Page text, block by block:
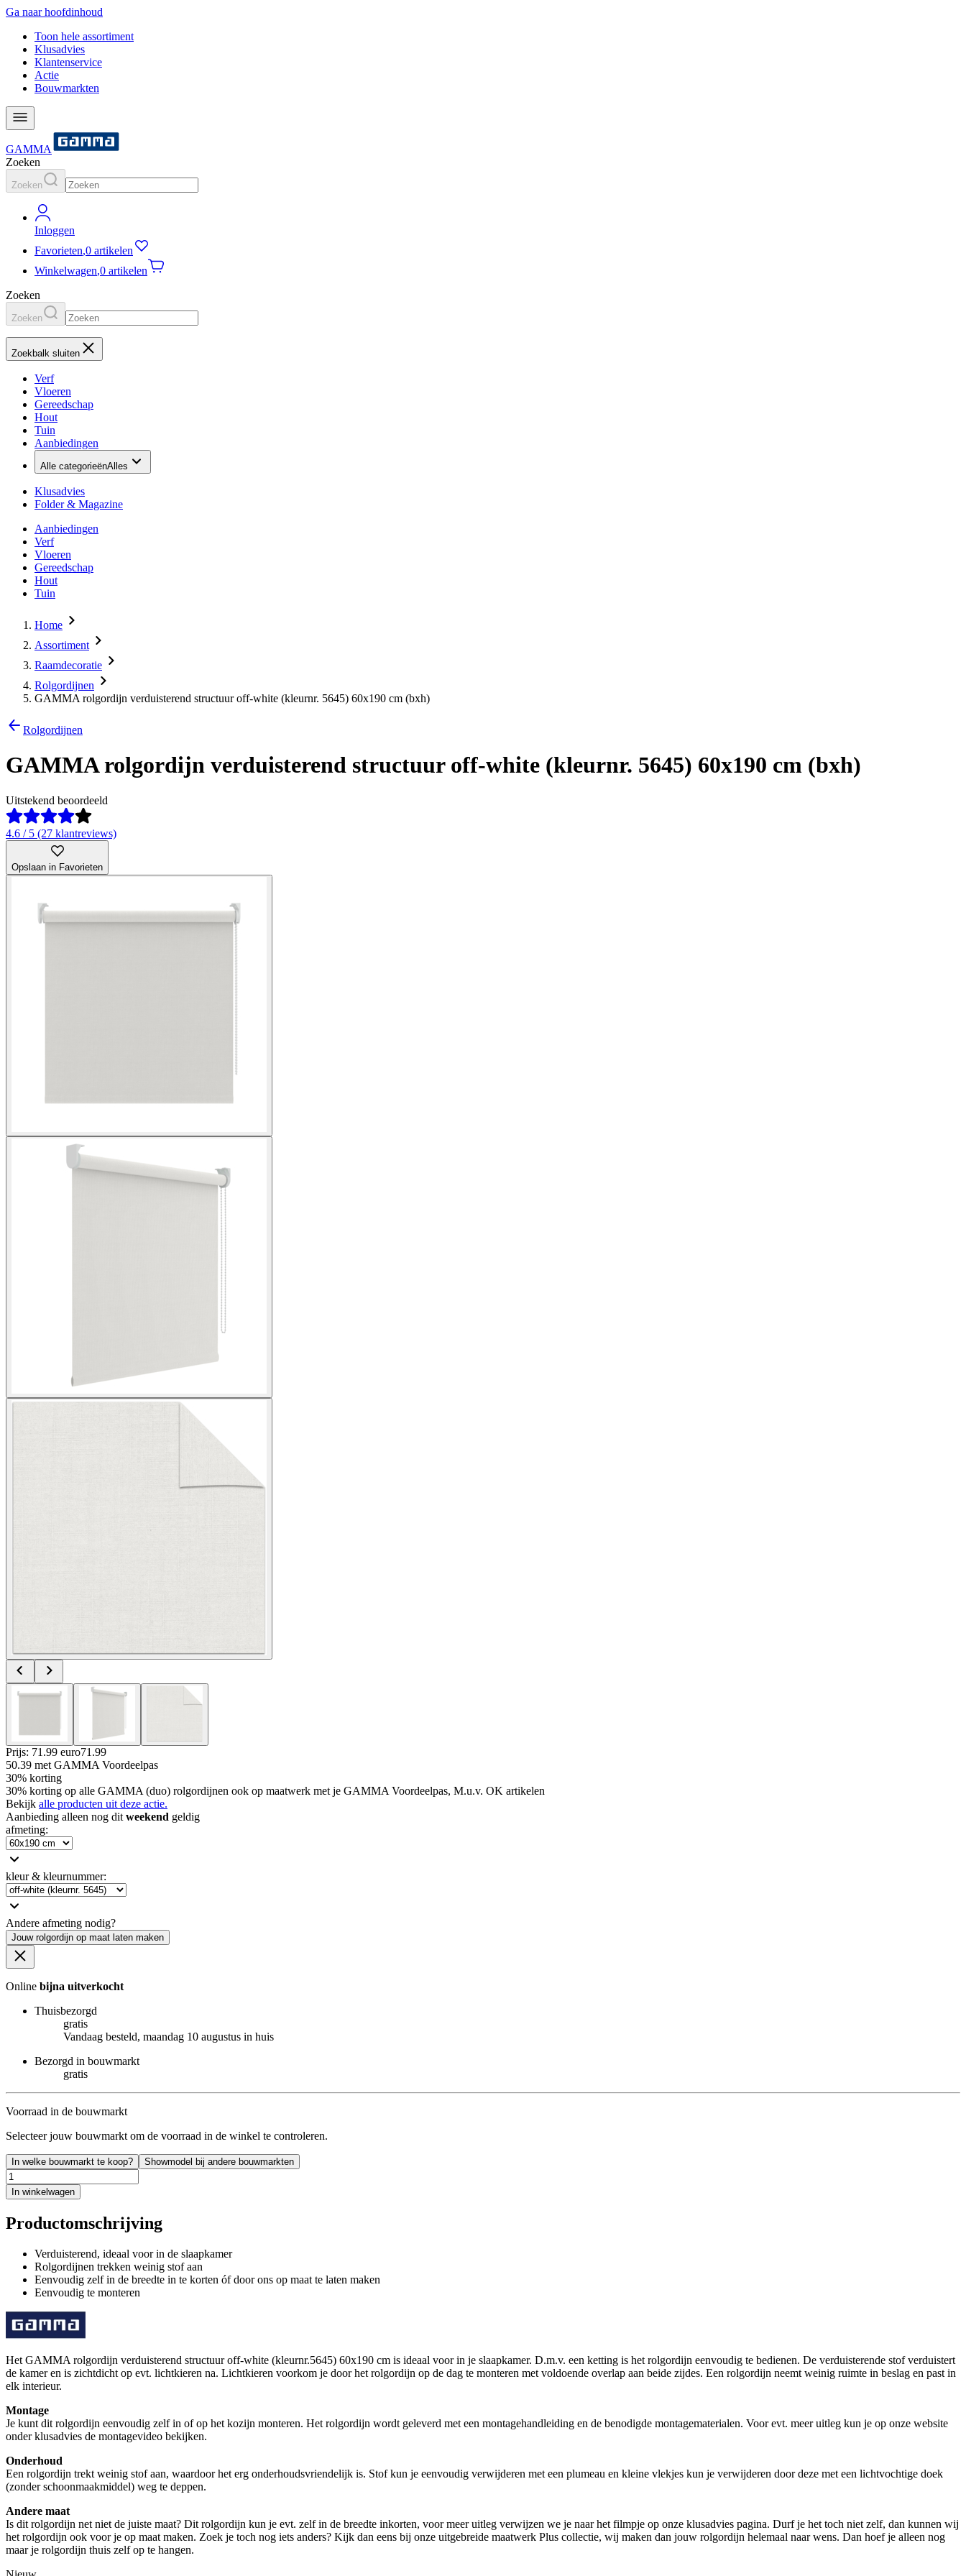
Ga naar hoofdinhoud
Toon hele assortiment
Klusadvies
Klantenservice
Actie
Bouwmarkten
GAMMA
Zoeken
Zoeken
Inloggen
Favorieten,0 artikelen
Winkelwagen,0 artikelen
Zoeken
Zoeken
Zoekbalk sluiten
Verf
Vloeren
Gereedschap
Hout
Tuin
Aanbiedingen
Alle categorieënAlles
Klusadvies
Folder & Magazine
Aanbiedingen
Verf
Vloeren
Gereedschap
Hout
Tuin
Home
Assortiment
Raamdecoratie
Rolgordijnen
GAMMA rolgordijn verduisterend structuur off-white (kleurnr. 5645) 60x190 cm (bxh)
Rolgordijnen
GAMMA rolgordijn verduisterend structuur off-white (kleurnr. 5645) 60x190 cm (bxh)
Uitstekend beoordeeld
4.6 / 5 (27 klantreviews)
Opslaan in Favorieten
Prijs: 71.99 euro71 .99
50.39 met GAMMA Voordeelpas
30% korting
30% korting op alle GAMMA (duo) rolgordijnen ook op maatwerk met je GAMMA Voordeelpas, M.u.v. OK artikelen
Bekijk alle producten uit deze actie.
Aanbieding alleen nog dit weekend geldig
afmeting:
kleur & kleurnummer:
Andere afmeting nodig?
Jouw rolgordijn op maat laten maken
Online bijna uitverkocht
Thuisbezorgd
gratis
Vandaag besteld, maandag 10 augustus in huis
Bezorgd in bouwmarkt
gratis
Voorraad in de bouwmarkt
Selecteer jouw bouwmarkt om de voorraad in de winkel te controleren.
In welke bouwmarkt te koop? Showmodel bij andere bouwmarkten
In winkelwagen
Productomschrijving
Verduisterend, ideaal voor in de slaapkamer
Rolgordijnen trekken weinig stof aan
Eenvoudig zelf in de breedte in te korten óf door ons op maat te laten maken
Eenvoudig te monteren
Het GAMMA rolgordijn verduisterend structuur off-white (kleurnr.5645) 60x190 cm is ideaal voor in je slaapkamer. D.m.v. een ketting is het rolgordijn eenvoudig te bedienen. De verduisterende stof verduistert
de kamer en is zichtdicht op evt. lichtkieren na. Lichtkieren voorkom je door het rolgordijn op de dag te monteren met voldoende overlap aan beide zijdes. Een rolgordijn neemt weinig ruimte in beslag en past in
elk interieur.
Montage
Je kunt dit rolgordijn eenvoudig zelf in of op het kozijn monteren. Het rolgordijn wordt geleverd met een montagehandleiding en de benodigde montagematerialen. Voor evt. meer uitleg kun je op onze website
onder klusadvies de montagevideo bekijken.
Onderhoud
Een rolgordijn trekt weinig stof aan, waardoor het erg onderhoudsvriendelijk is. Stof kun je eenvoudig verwijderen met een plumeau en kleine vlekjes kun je verwijderen door deze met een lichtvochtige doek
(zonder schoonmaakmiddel) weg te deppen.
Andere maat
Is dit rolgordijn net niet de juiste maat? Dit rolgordijn kun je evt. zelf in de breedte inkorten, voor meer uitleg verwijzen we je naar het filmpje op onze klusadvies pagina. Durf je het toch niet zelf, dan kunnen wij
het rolgordijn ook voor je op maat maken. Zoek je toch nog iets anders? Kijk dan eens bij onze uitgebreide maatwerk Plus collectie, wij maken dan jouw rolgordijn helemaal naar wens. Dan hoef je alleen nog
maar je rolgordijn thuis zelf op te hangen.